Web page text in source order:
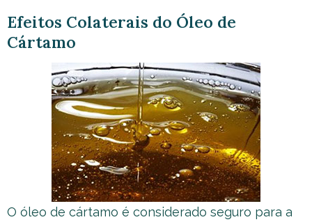
Efeitos Colaterais do Óleo de
Cártamo
O óleo de cártamo é considerado seguro para a